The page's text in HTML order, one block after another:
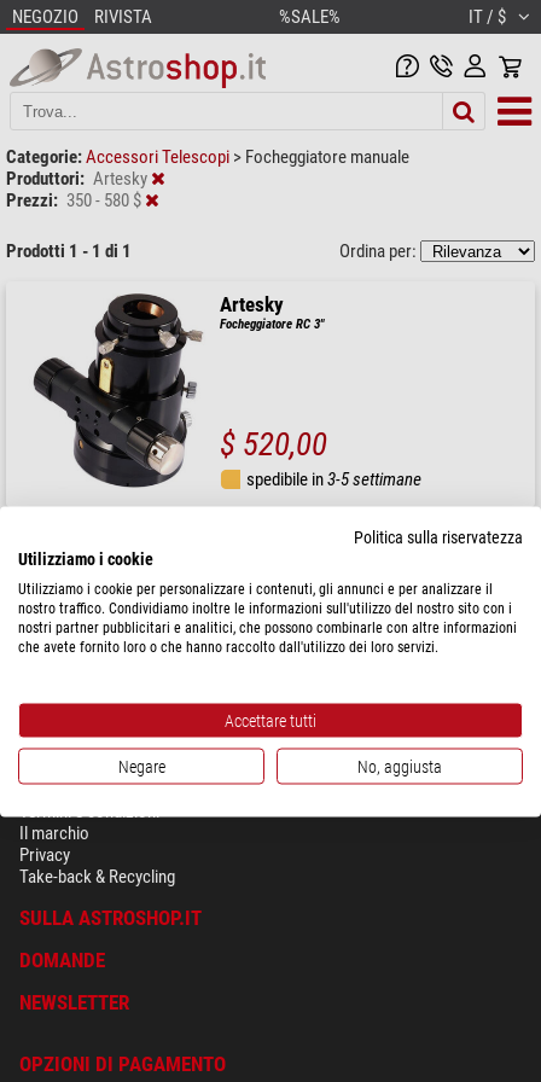
NEGOZIO RIVISTA %SALE% IT / $
Categorie:Accessori Telescopi > Focheggiatore manuale
Produttori: Artesky
Prezzi: 350 - 580 $
Prodotti 1 - 1 di 1 Ordina per:
Artesky
Focheggiatore RC 3"
$ 520,00
spedibile in3-5 settimane
SICUREZZA & PRIVACY
Termini e condizioni
Il marchio
Privacy
Take-back & Recycling
SULLA ASTROSHOP.IT
DOMANDE
NEWSLETTER
OPZIONI DI PAGAMENTO
Politica sulla riservatezza
Utilizziamo i cookie
Utilizziamo i cookie per personalizzare i contenuti, gli annunci e per analizzare il
nostro traffico. Condividiamo inoltre le informazioni sull'utilizzo del nostro sito con i
nostri partner pubblicitari e analitici, che possono combinarle con altre informazioni
che avete fornito loro o che hanno raccolto dall'utilizzo dei loro servizi.
Accettare tutti
Negare No, aggiusta